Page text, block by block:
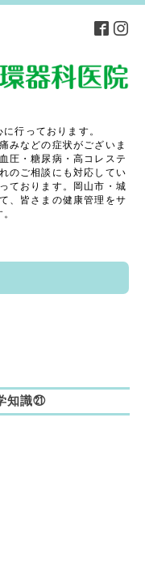
行っております。
みなどの症状がございま
圧・糖尿病・高コレステ
のご相談にも対応してい
ております。岡山市・城
、皆さまの健康管理をサ
知識㉑